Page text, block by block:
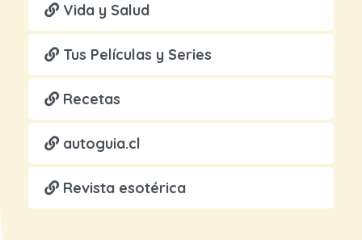
Vida y Salud
Tus Películas y Series
Recetas
autoguia.cl
Revista esotérica